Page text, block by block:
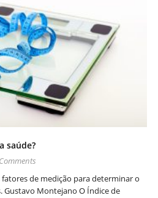
saúde?
de medição para determinar o
Gustavo Montejano O Índice de